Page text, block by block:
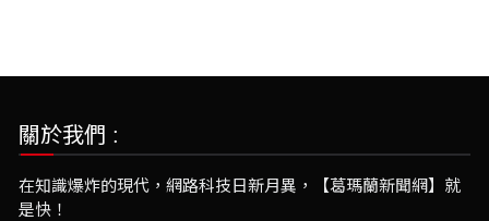
關於我們 :
在知識爆炸的現代，網路科技日新月異，【葛瑪蘭新聞網】就
是快！